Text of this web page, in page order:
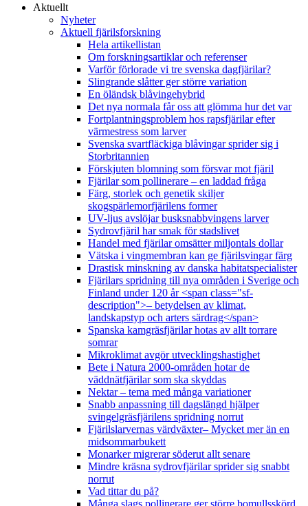
Aktuellt
Nyheter
Aktuell fjärilsforskning
Hela artikellistan
Om forskningsartiklar och referenser
Varför förlorade vi tre svenska dagfjärilar?
Slingrande slåtter ger större variation
En öländsk blåvingehybrid
Det nya normala får oss att glömma hur det var
Fortplantningsproblem hos rapsfjärilar efter
värmestress som larver
Svenska svartfläckiga blåvingar sprider sig i
Storbritannien
Förskjuten blomning som försvar mot fjäril
Fjärilar som pollinerare – en laddad fråga
Färg, storlek och genetik skiljer
skogspärlemorfjärilens former
UV-ljus avslöjar busksnabbvingens larver
Sydrovfjäril har smak för stadslivet
Handel med fjärilar omsätter miljontals dollar
Vätska i vingmembran kan ge fjärilsvingar färg
Drastisk minskning av danska habitatspecialister
Fjärilars spridning till nya områden i Sverige och
Finland under 120 år <span class="sf-
description">– betydelsen av klimat,
landskapstyp och arters särdrag</span>
Spanska kamgräsfjärilar hotas av allt torrare
somrar
Mikroklimat avgör utvecklingshastighet
Bete i Natura 2000-områden hotar de
väddnätfjärilar som ska skyddas
Nektar – tema med många variationer
Snabb anpassning till dagslängd hjälper
svingelgräsfjärilens spridning norrut
Fjärilslarvernas värdväxter– Mycket mer än en
midsommarbukett
Monarker migrerar söderut allt senare
Mindre kräsna sydrovfjärilar sprider sig snabbt
norrut
Vad tittar du på?
Många slags pollinerare ger större bomullsskörd